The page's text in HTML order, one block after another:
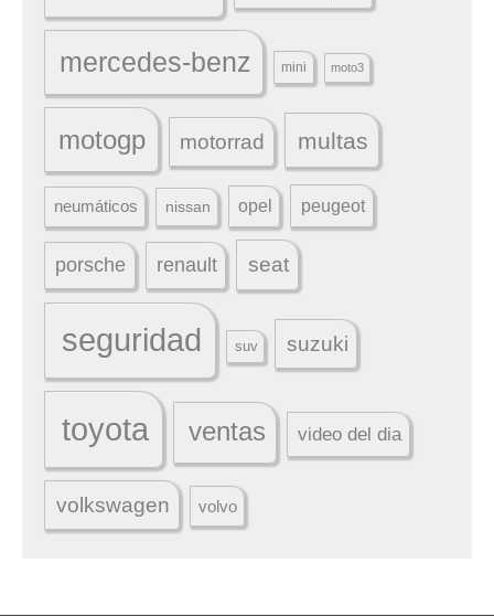
mercedes-benz mini moto3
motogp motorrad multas
neumáticos nissan opel peugeot
porsche renault seat
seguridad suv suzuki
toyota ventas video del dia
volkswagen volvo